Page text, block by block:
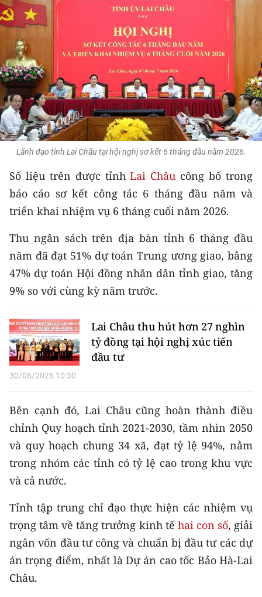
GIÁO DỤC
Y TẾ
KHOA HỌC - CÔNG NGHỆ
MÔI TRƯỜNG
BẠN ĐỌC
KIỂM CHỨNG THÔNG TIN
TRI THỨC CHUYÊN SÂU
54 DÂN TỘC VIỆT NAM
CHƯƠNG TRÌNH OCOP - MỖI XÃ
MỘT SẢN PHẨM
RADIO
MEDIA CENTER
E-Magazine
Video
Media Chính trị
Media Kinh tế
Media Văn hóa
Media Xã hội
Media Pháp luật
Media Du lịch
Media Thế giới
Media Thể thao
Lãnh đạo tỉnh Lai Châu tại hội nghị sơ kết 6 tháng đầu năm 2026.
Số liệu trên được tỉnhLai Châu công bố trong
báo cáo sơ kết công tác 6 tháng đầu năm và
triển khai nhiệm vụ 6 tháng cuối năm 2026.
Thu ngân sách trên địa bàn tỉnh 6 tháng đầu
năm đã đạt 51% dự toán Trung ương giao, bằng
47% dự toán Hội đồng nhân dân tỉnh giao, tăng
9% so với cùng kỳ năm trước.
Lai Châu thu hút hơn 27 nghìn
tỷ đồng tại hội nghị xúc tiến
đầu tư
30/06/2026 10:30
Bên cạnh đó, Lai Châu cũng hoàn thành điều
chỉnh Quy hoạch tỉnh 2021-2030, tầm nhìn 2050
và quy hoạch chung 34 xã, đạt tỷ lệ 94%, nằm
trong nhóm các tỉnh có tỷ lệ cao trong khu vực
và cả nước.
Tỉnh tập trung chỉ đạo thực hiện các nhiệm vụ
trọng tâm về tăng trưởng kinh tế hai con số, giải
ngân vốn đầu tư công và chuẩn bị đầu tư các dự
án trọng điểm, nhất là Dự án cao tốc Bảo Hà-Lai
Châu.